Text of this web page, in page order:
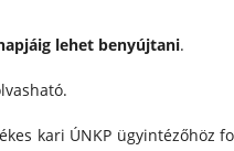
lehet benyújtani.
kari ÚNKP ügyintézőhöz